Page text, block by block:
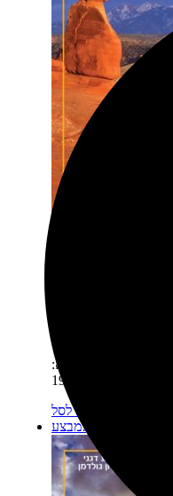
קניונלנדס נוסעים
המחיר הנוכחי הוא:
הוספה לסל
מבצע!